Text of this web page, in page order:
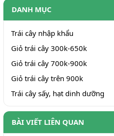
DANH MỤC
Trái cây nhập khẩu
Giỏ trái cây 300k-650k
Giỏ trái cây 700k-900k
Giỏ trái cây trên 900k
Trái cây sấy, hạt dinh dưỡng
BÀI VIẾT LIÊN QUAN